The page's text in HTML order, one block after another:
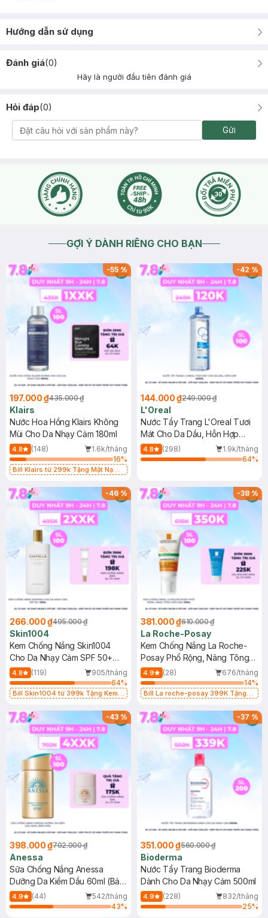
Hướng dẫn sử dụng
Đánh giá(0)
Hãy là người đầu tiên đánh giá
Hỏi đáp(0)
Gửi
GỢI Ý DÀNH RIÊNG CHO BẠN
-55%
197.000 ₫435.000 ₫
Klairs
Nước Hoa Hồng Klairs Không
Mùi Cho Da Nhạy Cảm 180ml
4.8 (148)
1.6k/tháng
16%
Bill Klairs từ 299k Tặng Mặt Nạ
25ml (SL Có Hạn)
-42%
144.000 ₫249.000 ₫
L'Oreal
Nước Tẩy Trang L'Oreal Tươi
Mát Cho Da Dầu, Hỗn Hợp
400ml
4.8 (298)
1.9k/tháng
64%
-46%
266.000 ₫495.000 ₫
Skin1004
Kem Chống Nắng Skin1004
Cho Da Nhạy Cảm SPF 50+
50ml
4.8 (119)
905/tháng
64%
Bill Skin1004 từ 399k Tặng Kem
SPF 50+ 20ml (SL Có Hạn)
-38%
381.000 ₫610.000 ₫
La Roche-Posay
Kem Chống Nắng La Roche-
Posay Phổ Rộng, Nâng Tông
Kiềm Dầu 50ml
4.9 (28)
676/tháng
14%
Bill La roche-posay 399K Tặng
(SL có hạn)
-43%
398.000 ₫702.000 ₫
Anessa
Sữa Chống Nắng Anessa
Dưỡng Da Kiềm Dầu 60ml (Bản
Mới)
4.9 (44)
542/tháng
43%
-37%
351.000 ₫560.000 ₫
Bioderma
Nước Tẩy Trang Bioderma
Dành Cho Da Nhạy Cảm 500ml
4.9 (228)
832/tháng
25%